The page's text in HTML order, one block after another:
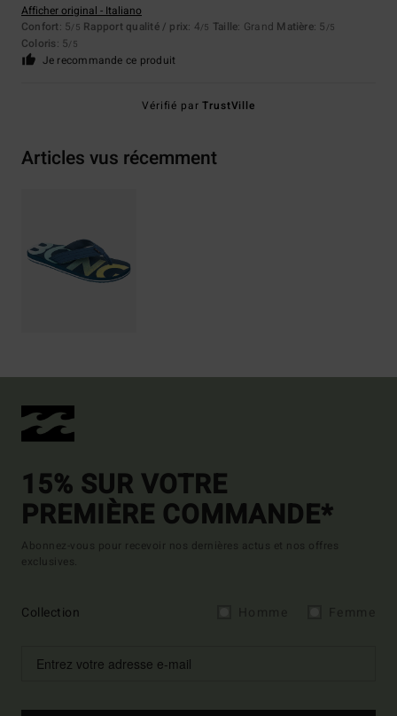
Afficher original - Italiano
Confort: 5/5 Rapport qualité / prix: 4/5 Taille: Grand Matière: 5 /5
Coloris: 5/5
Je recommande ce produit
Vérifié parTrustVille
Articles vus récemment
15% SUR VOTRE
PREMIÈRE COMMANDE*
Abonnez-vous pour recevoir nos dernières actus et nos offres
exclusives.
Collection